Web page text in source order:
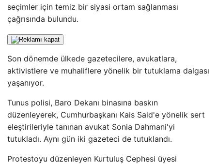
seçimler için temiz bir siyasi ortam sağlanması
çağrısında bulundu.
Son dönemde ülkede gazetecilere, avukatlara,
aktivistlere ve muhaliflere yönelik bir tutuklama dalgası
yaşanıyor.
Tunus polisi, Baro Dekanı binasına baskın
düzenleyerek, Cumhurbaşkanı Kais Said'e yönelik sert
eleştirileriyle tanınan avukat Sonia Dahmani'yi
tutukladı. Aynı gün iki gazeteci de tutuklandı.
Protestoyu düzenleyen Kurtuluş Cephesi üyesi